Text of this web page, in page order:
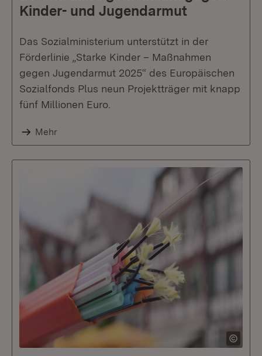
Kinder- und Jugendarmut
Das Sozialministerium unterstützt in der
Förderlinie „Starke Kinder – Maßnahmen
gegen Jugendarmut 2025“ des Europäischen
Sozialfonds Plus neun Projektträger mit knapp
fünf Millionen Euro.
Mehr